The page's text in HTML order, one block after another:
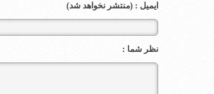
ایمیل : (منتشر نخواهد شد)
نظر شما :